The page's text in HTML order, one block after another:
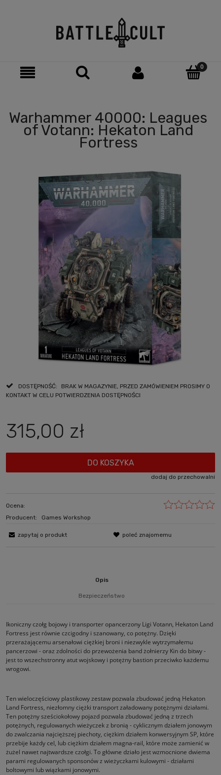
Warhammer 40000: Leagues
of Votann: Hekaton Land
Fortress
DOSTĘPNOŚĆ:
BRAK W MAGAZYNIE, PRZED ZAMÓWIENIEM PROSIMY O
KONTAKT W CELU POTWIERDZENIA DOSTĘPNOŚCI
315,00 zł
DO KOSZYKA
dodaj do przechowalni
Ocena:
Producent:
Games Workshop
zapytaj o produkt poleć znajomemu
Opis
Bezpieczeństwo
Ikoniczny czołg bojowy i transporter opancerzony Ligi Votann, Hekaton Land
Fortress jest równie czcigodny i szanowany, co potężny. Dzięki
przerażającemu arsenałowi ciężkiej broni i niezwykle wytrzymałemu
pancerzowi - oraz zdolności do przewożenia band żołnierzy Kin do bitwy -
jest to wszechstronny atut wojskowy i potężny bastion przeciwko każdemu
wrogowi.
Ten wieloczęściowy plastikowy zestaw pozwala zbudować jedną Hekaton
Land Fortress, niezłomny ciężki transport załadowany potężnymi działami.
Ten potężny sześciokołowy pojazd pozwala zbudować jedną z trzech
potężnych, regulowanych wieżyczek z bronią - cyklicznym działem jonowym
do zwalczania najcięższej piechoty, ciężkim działem konwersyjnym SP, które
przebije każdy cel, lub ciężkim działem magna-rail, które może zamienić w
żużel nawet najtwardsze czołgi. To główne działo jest wzmocnione dwiema
parami regulowanych sponsonów z wieżyczkami kulowymi - działami
boltowymi lub wiązkami jonowymi.